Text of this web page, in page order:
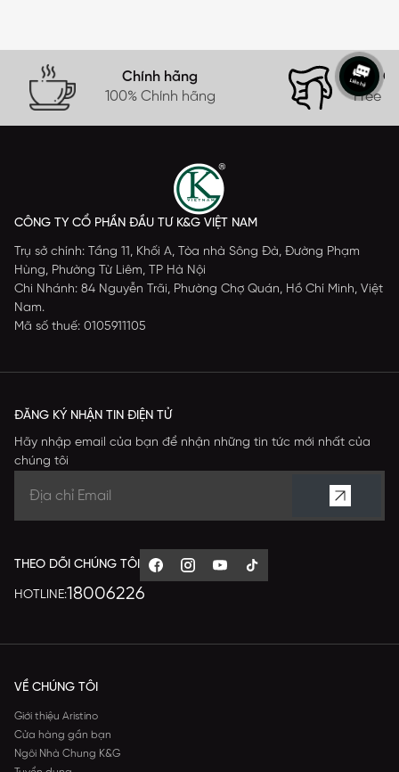
Chính hãng
100% Chính hãng
Free
CÔNG TY CỔ PHẦN ĐẦU TƯ K&G VIỆT NAM
Trụ sở chính: Tầng 11, Khối A, Tòa nhà Sông Đà, Đường Phạm
Hùng, Phường Từ Liêm, TP Hà Nội
Chi Nhánh: 84 Nguyễn Trãi, Phường Chợ Quán, Hồ Chí Minh, Việt
Nam.
Mã số thuế: 0105911105
ĐĂNG KÝ NHẬN TIN ĐIỆN TỬ
Hãy nhập email của bạn để nhận những tin tức mới nhất của
chúng tôi
THEO DÕI CHÚNG TÔI
HOTLINE:18006226
VỀ CHÚNG TÔI
Giới thiệu Aristino
Cửa hàng gần bạn
Ngôi Nhà Chung K&G